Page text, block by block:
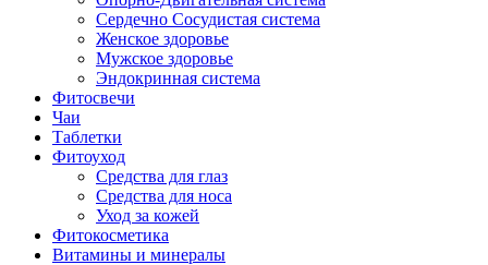
Сердечно Сосудистая система
Женское здоровье
Мужское здоровье
Эндокринная система
Фитосвечи
Чаи
Таблетки
Фитоуход
Средства для глаз
Средства для носа
Уход за кожей
Фитокосметика
Витамины и минералы